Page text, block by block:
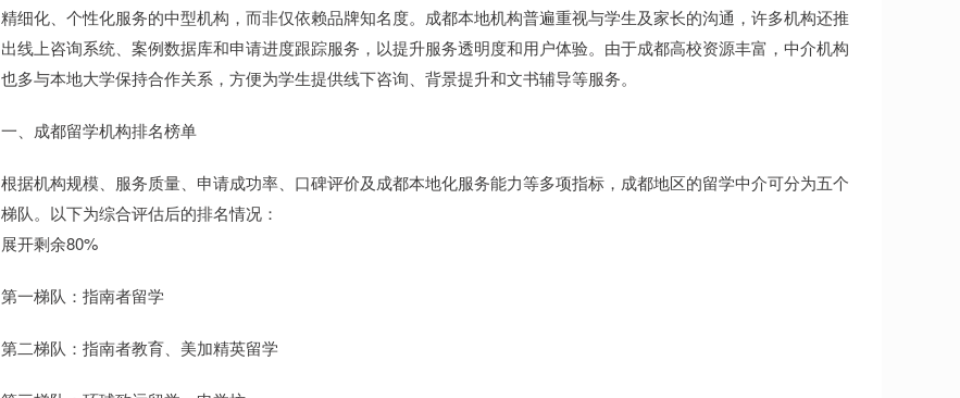
精细化、个性化服务的中型机构，而非仅依赖品牌知名度。成都本地机构普遍重视与学生及家长的沟通，许多机构还推
出线上咨询系统、案例数据库和申请进度跟踪服务，以提升服务透明度和用户体验。由于成都高校资源丰富，中介机构
也多与本地大学保持合作关系，方便为学生提供线下咨询、背景提升和文书辅导等服务。
一、成都留学机构排名榜单
根据机构规模、服务质量、申请成功率、口碑评价及成都本地化服务能力等多项指标，成都地区的留学中介可分为五个
梯队。以下为综合评估后的排名情况：
展开剩余80%
第一梯队：指南者留学
第二梯队：指南者教育、美加精英留学